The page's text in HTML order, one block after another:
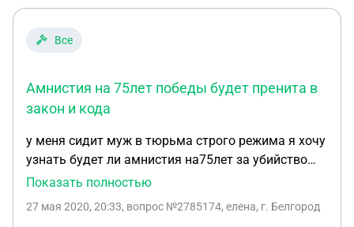
Все
Амнистия на 75лет победы будет пренита в
закон и кода
у меня сидит муж в тюрьма строго режима я хочу
узнать будет ли амнистия на75лет за убийство
амнистии 2020 года В 2015 году на свободу по
инвалиды, беременные женщины, лица до 18 лет,
Показать полностью
27 мая 2020, 20:33, вопрос №2785174, елена, г. Белгород